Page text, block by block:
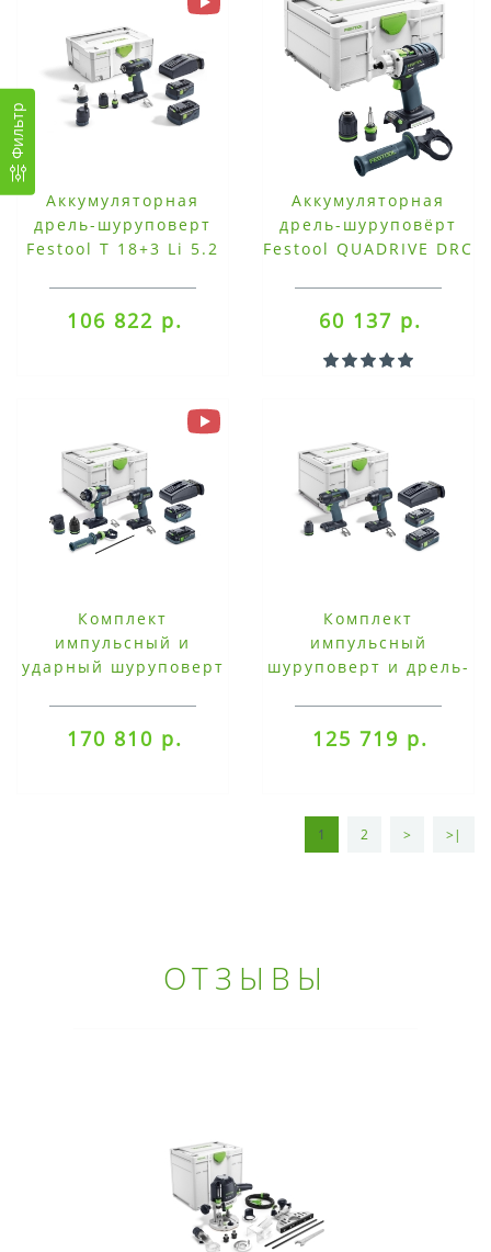
Фильтр
Аккумуляторная
дрель-шуруповерт
Festool T 18+3 Li 5.2
106 822 р.
Аккумуляторная
дрель-шуруповёрт
Festool QUADRIVE DRC
60 137 р.
Комплект
импульсный и
ударный шуруповерт
170 810 р.
Комплект
импульсный
шуруповерт и дрель-
T 18+3
125 719 р.
1 2 > >|
ОТЗЫВЫ